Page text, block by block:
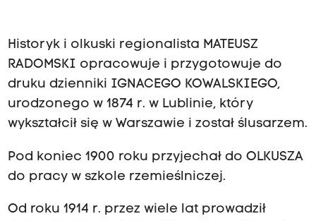
Historyk i olkuski regionalista MATEUSZ
RADOMSKI opracowuje i przygotowuje do
druku dzienniki IGNACEGO KOWALSKIEGO,
urodzonego w 1874 r. w Lublinie, który
wykształcił się w Warszawie i został ślusarzem.
Pod koniec 1900 roku przyjechał do OLKUSZA
do pracy w szkole rzemieślniczej.
Od roku 1914 r. przez wiele lat prowadził